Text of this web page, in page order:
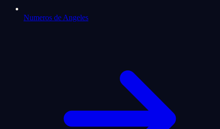
Numeros de Angeles